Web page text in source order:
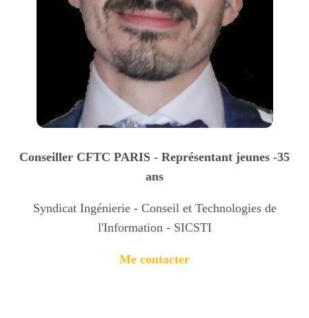
Conseiller CFTC PARIS - Représentant jeunes -35
ans
Syndicat Ingénierie - Conseil et Technologies de
l'Information - SICSTI
Me contacter